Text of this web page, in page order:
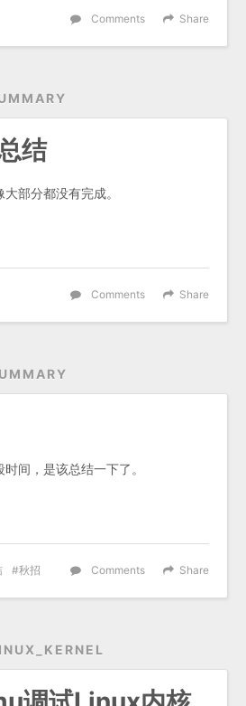
Share
Comments
结
部分都没有完成。
Share
Comments
间，是该总结一下了。
Share
Comments
秋招